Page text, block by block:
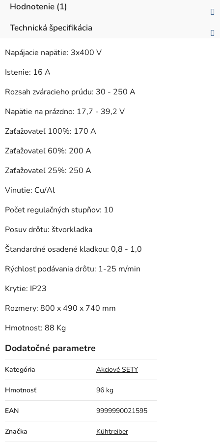
Hodnotenie (1)
Technická špecifikácia
Napájacie napätie: 3x400 V
Istenie: 16 A
Rozsah zváracieho prúdu: 30 - 250 A
Napätie na prázdno: 17,7 - 39,2 V
Zaťažovateľ 100%: 170 A
Zaťažovateľ 60%: 200 A
Zaťažovateľ 25%: 250 A
Vinutie: Cu/Al
Počet regulačných stupňov: 10
Posuv drôtu: štvorkladka
Štandardné osadené kladkou: 0,8 - 1,0
Rýchlosť podávania drôtu: 1-25 m/min
Krytie: IP23
Rozmery: 800 x 490 x 740 mm
Hmotnosť: 88 Kg
Dodatočné parametre
Kategória Akciové SETY
Hmotnosť 96 kg
EAN 9999990021595
Značka Kühtreiber